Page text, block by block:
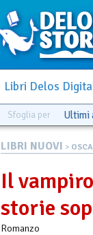
Libri Delos
Sfoglia per Ultimi
LIBRI NUOVI >
Il
storie
Romanzo